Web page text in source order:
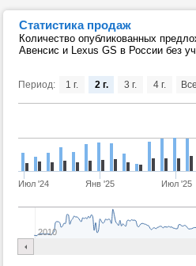
Статистика продаж
Количество опубликованных
Авенсис и Lexus GS в России без
Период:
Июл '24 Янв '25 Июл '25
2010
1 г. 2 г. 3 г. 4 г. Все